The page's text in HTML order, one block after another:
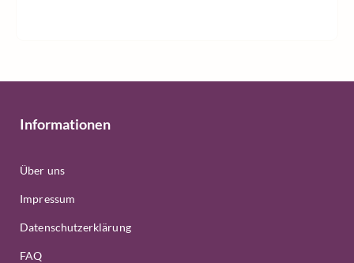
Informationen
Über uns
Impressum
Datenschutzerklärung
FAQ